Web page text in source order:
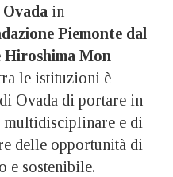
in
Piemonte dal
Hiroshima Mon
le istituzioni è
Ovada di portare in
multidisciplinare e di
delle opportunità di
e sostenibile.